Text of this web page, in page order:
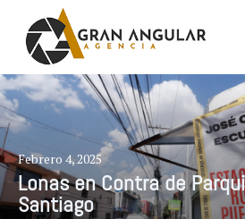
Febrero 4, 2025
Lonas en Contra de
Santiago